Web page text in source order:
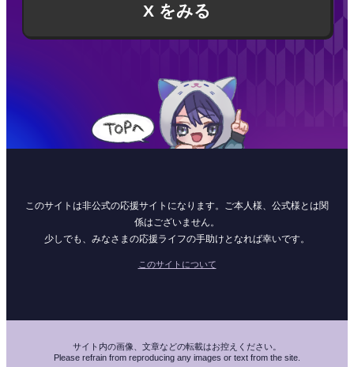
X をみる
このサイトは非公式の応援サイトになります。ご本人様、公式様とは関
係はございません。
少しでも、みなさまの応援ライフの手助けとなれば幸いです。
このサイトについて
サイト内の画像、文章などの転載はお控えください。
Please refrain from reproducing any images or text from the site.